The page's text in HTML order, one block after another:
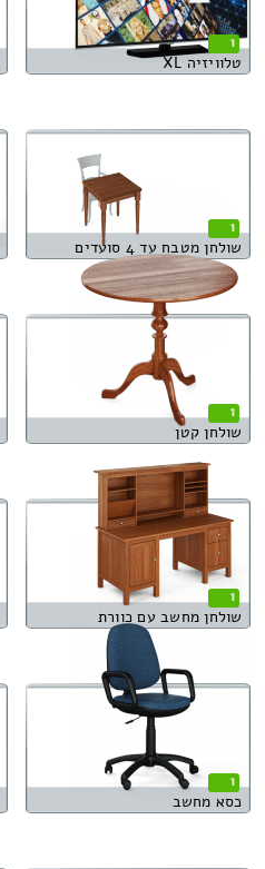
1
טלוויזיה XL
1
שולחן מטבח עד 4 סועדים
1
שולחן קטן
1
שולחן מחשב עם כוורת
1
כסא מחשב